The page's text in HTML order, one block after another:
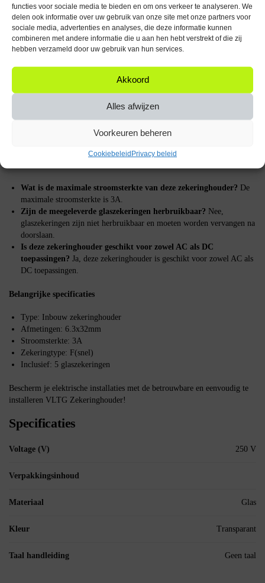
functies voor sociale media te bieden en om ons verkeer te analyseren. We
delen ook informatie over uw gebruik van onze site met onze partners voor
sociale media, advertenties en analyses, die deze informatie kunnen
combineren met andere informatie die u aan hen hebt verstrekt of die zij
hebben verzameld door uw gebruik van hun services.
Akkoord
Alles afwijzen
Voorkeuren beheren
CookiebeleidPrivacy beleid
Bij de VLTG Zekeringhouder worden 5 glaszekeringen meegeleverd. Dit
betekent dat je direct aan de slag kunt zonder extra onderdelen te hoeven
kopen. De glaszekeringen zijn van hoge kwaliteit en zorgen voor een
betrouwbare werking van je elektrische systemen.
Hoe het product werkt
De VLTG Zekeringhouder inbouw 6.3x32mm – 3A – Groot – F(snel)
werkt door een zekering in de houder te plaatsen, die vervolgens in je
elektrische systeem wordt ingebouwd. Bij overbelasting of kortsluiting
zal de zekering doorslaan, waardoor de stroomtoevoer wordt onderbroken
Wat is de maximale stroomsterkte van deze zekeringhouder? De
maximale stroomsterkte is 3A.
Zijn de meegeleverde glaszekeringen herbruikbaar? Nee,
glaszekeringen zijn niet herbruikbaar en moeten worden vervangen na
doorslaan.
Is deze zekeringhouder geschikt voor zowel AC als DC
toepassingen? Ja, deze zekeringhouder is geschikt voor zowel AC als
DC toepassingen.
Belangrijke specificaties
Type: Inbouw zekeringhouder
Afmetingen: 6.3x32mm
Stroomsterkte: 3A
Zekeringtype: F(snel)
Inclusief: 5 glaszekeringen
Bescherm je elektrische installaties met de betrouwbare en eenvoudig te
installeren VLTG Zekeringhouder!
Specificaties
Voltage (V) 250 V
Verpakkingsinhoud
Materiaal Glas
Kleur Transparant
Taal handleiding Geen taal